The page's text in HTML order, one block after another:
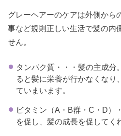
グレーヘアーのケアは外側から
事など規則正しい生活で髪の内
せん。
タンパク質・・・髪の主成分
ると髪に栄養が行かなくなり
ていまいます。
ビタミン（A・B群・C・D）
を促し、髪の成長を促してく